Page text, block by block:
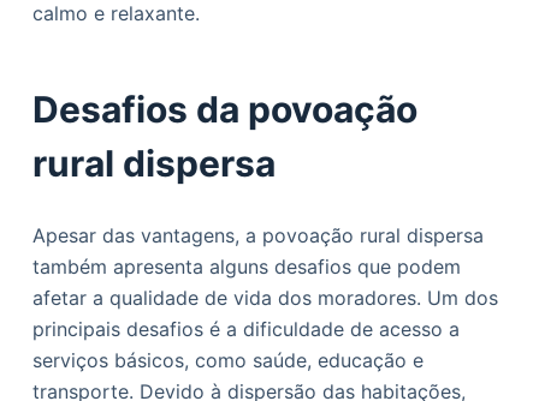
calmo e relaxante.
Desafios da povoação
rural dispersa
Apesar das vantagens, a povoação rural dispersa
também apresenta alguns desafios que podem
afetar a qualidade de vida dos moradores. Um dos
principais desafios é a dificuldade de acesso a
serviços básicos, como saúde, educação e
transporte. Devido à dispersão das habitações,